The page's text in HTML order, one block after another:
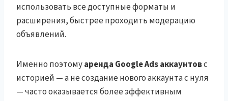
использовать все доступные форматы и
расширения, быстрее проходить модерацию
объявлений.
Именно поэтомуаренда Google Ads аккаунтовс
историей — а не создание нового аккаунта с нуля
— часто оказывается более эффективным